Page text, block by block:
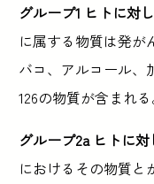
グループ1 ヒトに対
に属する物質は発が
バコ、アルコール、
126の物質が含まれる
グループ2a ヒトに
におけるその物質